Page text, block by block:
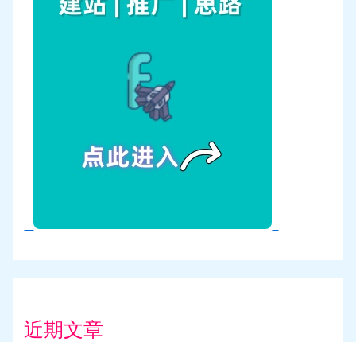
近期文章